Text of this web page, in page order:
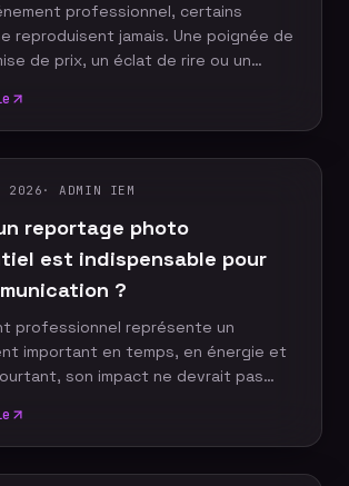
professionnel, certains
reproduisent jamais. Une poignée de
de prix, un éclat de rire ou un
de votre communication. Un
expérimenté sait
décisifs afin de raconter
à travers un reportage photo
qu'aucun reportage
manquer.
2026 ·ADMIN IEM
reportage photo
est indispensable pour
?
professionnel représente un
important en temps, en énergie et
son impact ne devrait pas
votre entreprise dispose
qui alimentent
communication, renforcent sa